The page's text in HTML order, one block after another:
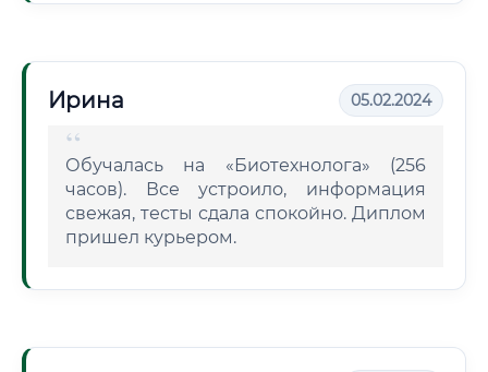
Ирина 05.02.2024
Обучалась на «Биотехнолога» (256
часов). Все устроило, информация
свежая, тесты сдала спокойно. Диплом
пришел курьером.